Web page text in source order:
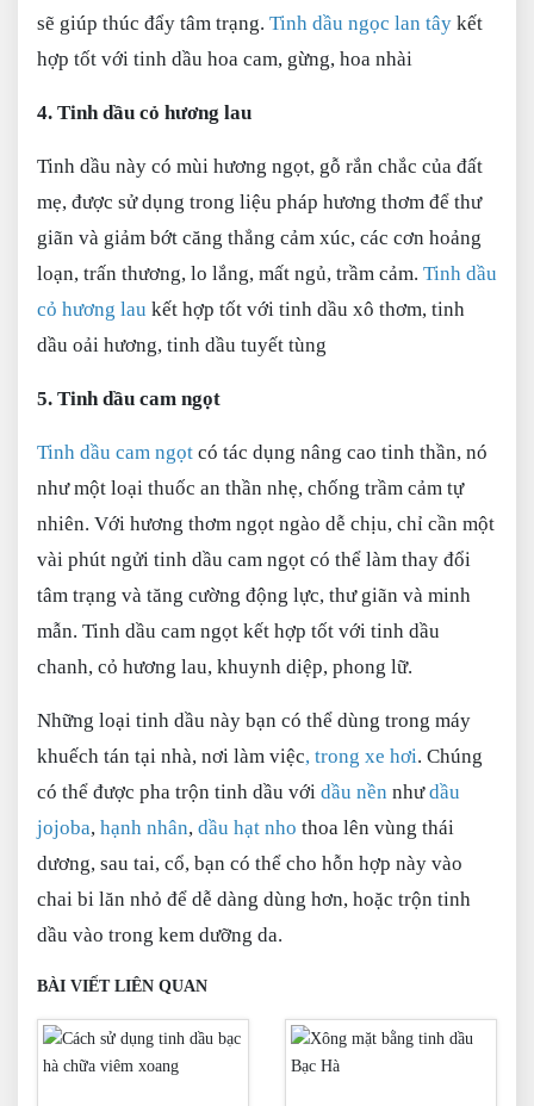
sẽ giúp thúc đẩy tâm trạng. Tinh dầu ngọc lan tây kết
hợp tốt với tinh dầu hoa cam, gừng, hoa nhài
4. Tinh dầu cỏ hương lau
Tinh dầu này có mùi hương ngọt, gỗ rắn chắc của đất
mẹ, được sử dụng trong liệu pháp hương thơm để thư
giãn và giảm bớt căng thẳng cảm xúc, các cơn hoảng
loạn, trấn thương, lo lắng, mất ngủ, trầm cảm. Tinh dầu
cỏ hương lau kết hợp tốt với tinh dầu xô thơm, tinh
dầu oải hương, tinh dầu tuyết tùng
5. Tinh dầu cam ngọt
Tinh dầu cam ngọt có tác dụng nâng cao tinh thần, nó
như một loại thuốc an thần nhẹ, chống trầm cảm tự
nhiên. Với hương thơm ngọt ngào dễ chịu, chỉ cần một
vài phút ngửi tinh dầu cam ngọt có thể làm thay đổi
tâm trạng và tăng cường động lực, thư giãn và minh
mẫn. Tinh dầu cam ngọt kết hợp tốt với tinh dầu
chanh, cỏ hương lau, khuynh diệp, phong lữ.
Những loại tinh dầu này bạn có thể dùng trong máy
khuếch tán tại nhà, nơi làm việc, trong xe hơi. Chúng
có thể được pha trộn tinh dầu với dầu nền nhưdầu
jojoba, hạnh nhân, dầu hạt nho thoa lên vùng thái
dương, sau tai, cổ, bạn có thể cho hỗn hợp này vào
chai bi lăn nhỏ để dễ dàng dùng hơn, hoặc trộn tinh
dầu vào trong kem dưỡng da.
BÀI VIẾT LIÊN QUAN